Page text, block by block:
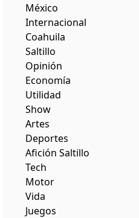
México
Internacional
Coahuila
Saltillo
Opinión
Economía
Utilidad
Show
Artes
Deportes
Afición Saltillo
Tech
Motor
Vida
Juegos